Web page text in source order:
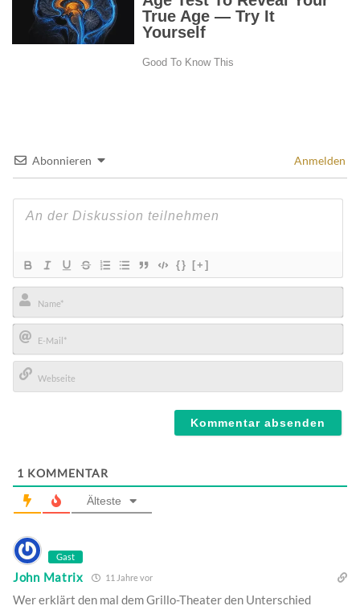
Abonnieren Anmelden
{} [+]
Name*
E-
Mail*
1 KOMMENTAR
Älteste
Gast
John Matrix 11 Jahre vor
Wer erklärt den mal dem Grillo-Theater den Unterschied